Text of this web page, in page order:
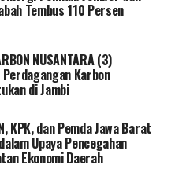
Tembus 110 Persen
NUSANTARA (3)
Karbon
di Jambi
KPK, dan Pemda Jawa Barat
Upaya Pencegahan
Ekonomi Daerah